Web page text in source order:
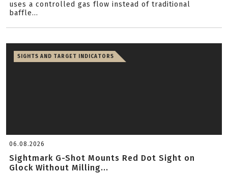
uses a controlled gas flow instead of traditional
baffle...
SIGHTS AND TARGET INDICATORS
06.08.2026
Sightmark G-Shot Mounts Red Dot Sight on
Glock Without Milling...